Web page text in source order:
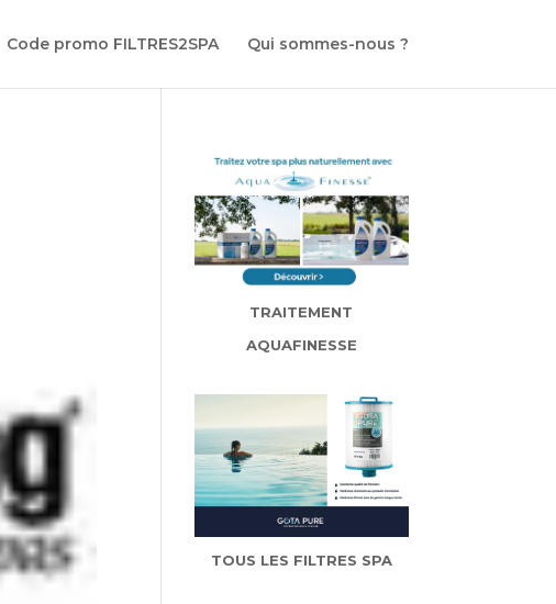
Code promo FILTRES2SPA Qui sommes-nous ?
TRAITEMENT
AQUAFINESSE
TOUS LES FILTRES SPA